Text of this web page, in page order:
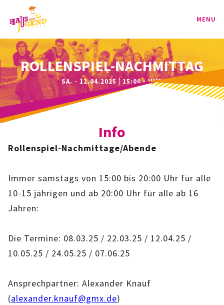
MENU
PROGRAMM
KINDER
JUGEND
IMAG
ROLLENSPIEL-AG
GANZTAGSSCHULE
ROLLENSPIEL-NACHMITTAG
SA. - 12.04.2025 | 15:00 - UHR
Info
Rollenspiel-Nachmittage/Abende
Immer samstags von 15:00 bis 20:00 Uhr für alle
10-15 jährigen und ab 20:00 Uhr für alle ab 16
Jahren:
Die Termine: 08.03.25 / 22.03.25 / 12.04.25 /
10.05.25 / 24.05.25 / 07.06.25
Ansprechpartner: Alexander Knauf
(alexander.knauf@gmx.de)